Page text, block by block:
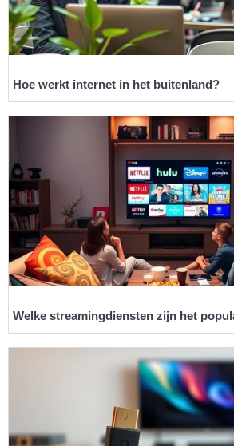
Hoe werkt internet in het buitenland?
Welke streamingdiensten zijn het